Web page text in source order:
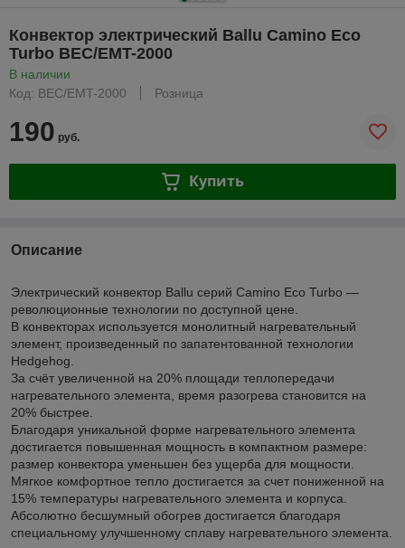
Конвектор электрический Ballu Camino Eco
Turbo BEC/EMT-2000
В наличии
Код: BEC/EMT-2000
Розница
190 руб.
Купить
Описание
Электрический конвектор Ballu серий Camino Eco Turbo —
революционные технологии по доступной цене.
В конвекторах используется монолитный нагревательный
элемент, произведенный по запатентованной технологии
Hedgehog.
За счёт увеличенной на 20% площади теплопередачи
нагревательного элемента, время разогрева становится на
20% быстрее.
Благодаря уникальной форме нагревательного элемента
достигается повышенная мощность в компактном размере:
размер конвектора уменьшен без ущерба для мощности.
Мягкое комфортное тепло достигается за счет пониженной на
15% температуры нагревательного элемента и корпуса.
Абсолютно бесшумный обогрев достигается благодаря
специальному улучшенному сплаву нагревательного элемента.